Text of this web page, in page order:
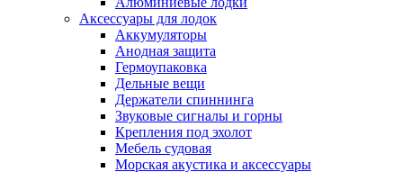
Аксессуары для лодок
Аккумуляторы
Анодная защита
Гермоупаковка
Дельные вещи
Держатели спиннинга
Звуковые сигналы и горны
Крепления под эхолот
Мебель судовая
Морская акустика и аксессуары